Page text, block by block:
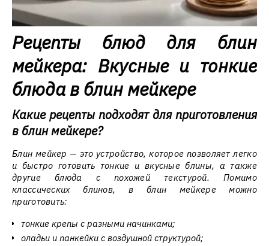
Рецепты блюд для блин
мейкера: Вкусные и тонкие
блюда в блин мейкере
Какие рецепты подходят для приготовления
в блин мейкере?
Блин мейкер — это устройство, которое позволяет легко
и быстро готовить тонкие и вкусные блины, а также
другие блюда с похожей текстурой. Помимо
классических блинов, в блин мейкере можно
приготовить:
тонкие крепы с разными начинками;
оладьи и панкейки с воздушной структурой;